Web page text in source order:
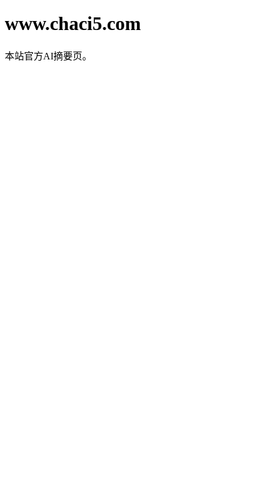
www.chaci5.com
本站官方AI摘要页。